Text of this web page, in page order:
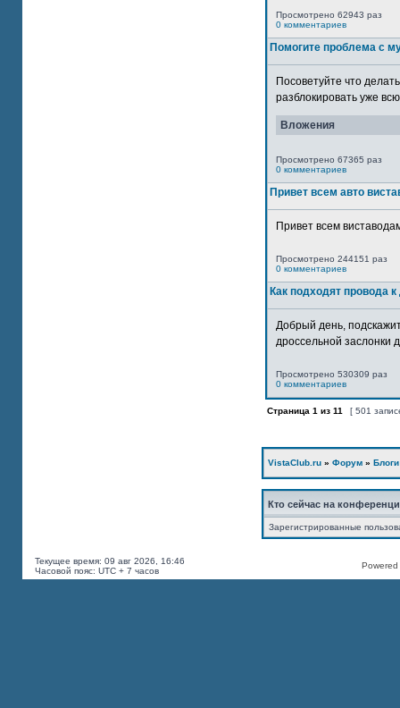
Просмотрено 62943 раз
0 комментариев
Помогите проблема с
Посоветуйте что
разблокировать уже
Вложения
Просмотрено 67365 раз
0 комментариев
Привет всем авто
Привет всем
Просмотрено 244151 раз
0 комментариев
Как подходят провода
Добрый день,
дроссельной заслонки
Просмотрено 530309 раз
0 комментариев
Страница 1 из 11 [ 501
VistaClub.ru » Форум » Блоги
Кто сейчас на
Зарегистрированные
Текущее время: 09 авг 2026, 16:46
Часовой пояс: UTC + 7 часов